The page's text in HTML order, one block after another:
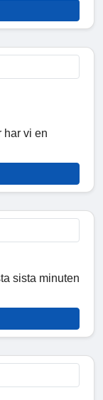
har vi en
sista minuten